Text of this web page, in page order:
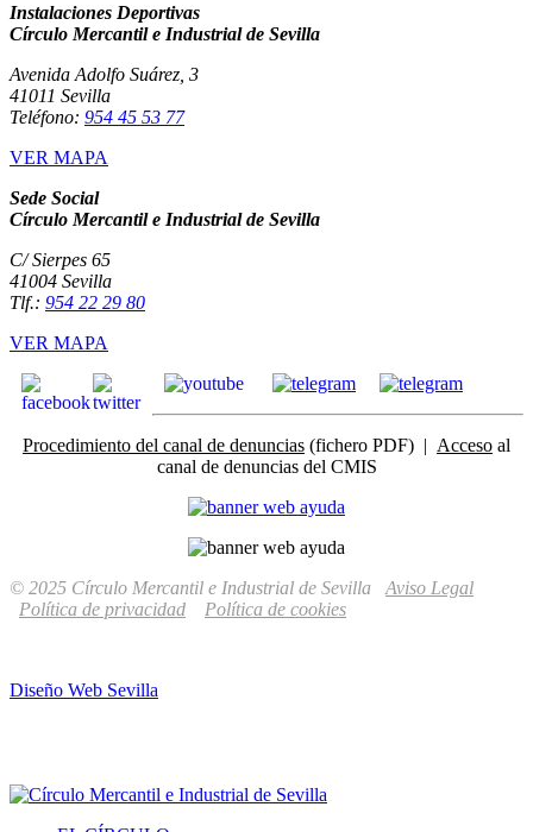
Instalaciones Deportivas
Círculo Mercantil e Industrial de Sevilla
Avenida Adolfo Suárez, 3
41011 Sevilla
Teléfono: 954 45 53 77
VER MAPA
Sede Social
Círculo Mercantil e Industrial de Sevilla
C/ Sierpes 65
41004 Sevilla
Tlf.: 954 22 29 80
VER MAPA
Procedimiento del canal de denuncias (fichero PDF) | Acceso al
canal de denuncias del CMIS
© 2025 Círculo Mercantil e Industrial de Sevilla Aviso Legal
Política de privacidad
Política de cookies
Diseño Web Sevilla